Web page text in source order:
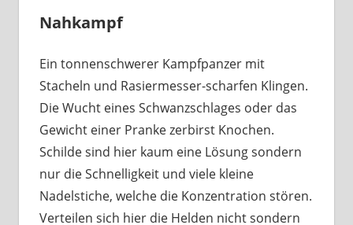
Nahkampf
Ein tonnenschwerer Kampfpanzer mit
Stacheln und Rasiermesser-scharfen Klingen.
Die Wucht eines Schwanzschlages oder das
Gewicht einer Pranke zerbirst Knochen.
Schilde sind hier kaum eine Lösung sondern
nur die Schnelligkeit und viele kleine
Nadelstiche, welche die Konzentration stören.
Verteilen sich hier die Helden nicht sondern